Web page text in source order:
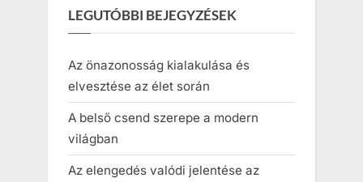
LEGUTÓBBI BEJEGYZÉSEK
Az önazonosság kialakulása és
elvesztése az élet során
A belső csend szerepe a modern
világban
Az elengedés valódi jelentése az